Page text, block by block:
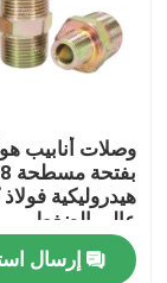
وصلات أنابيب
هيدروليكية
عالي الضغط
إرسال